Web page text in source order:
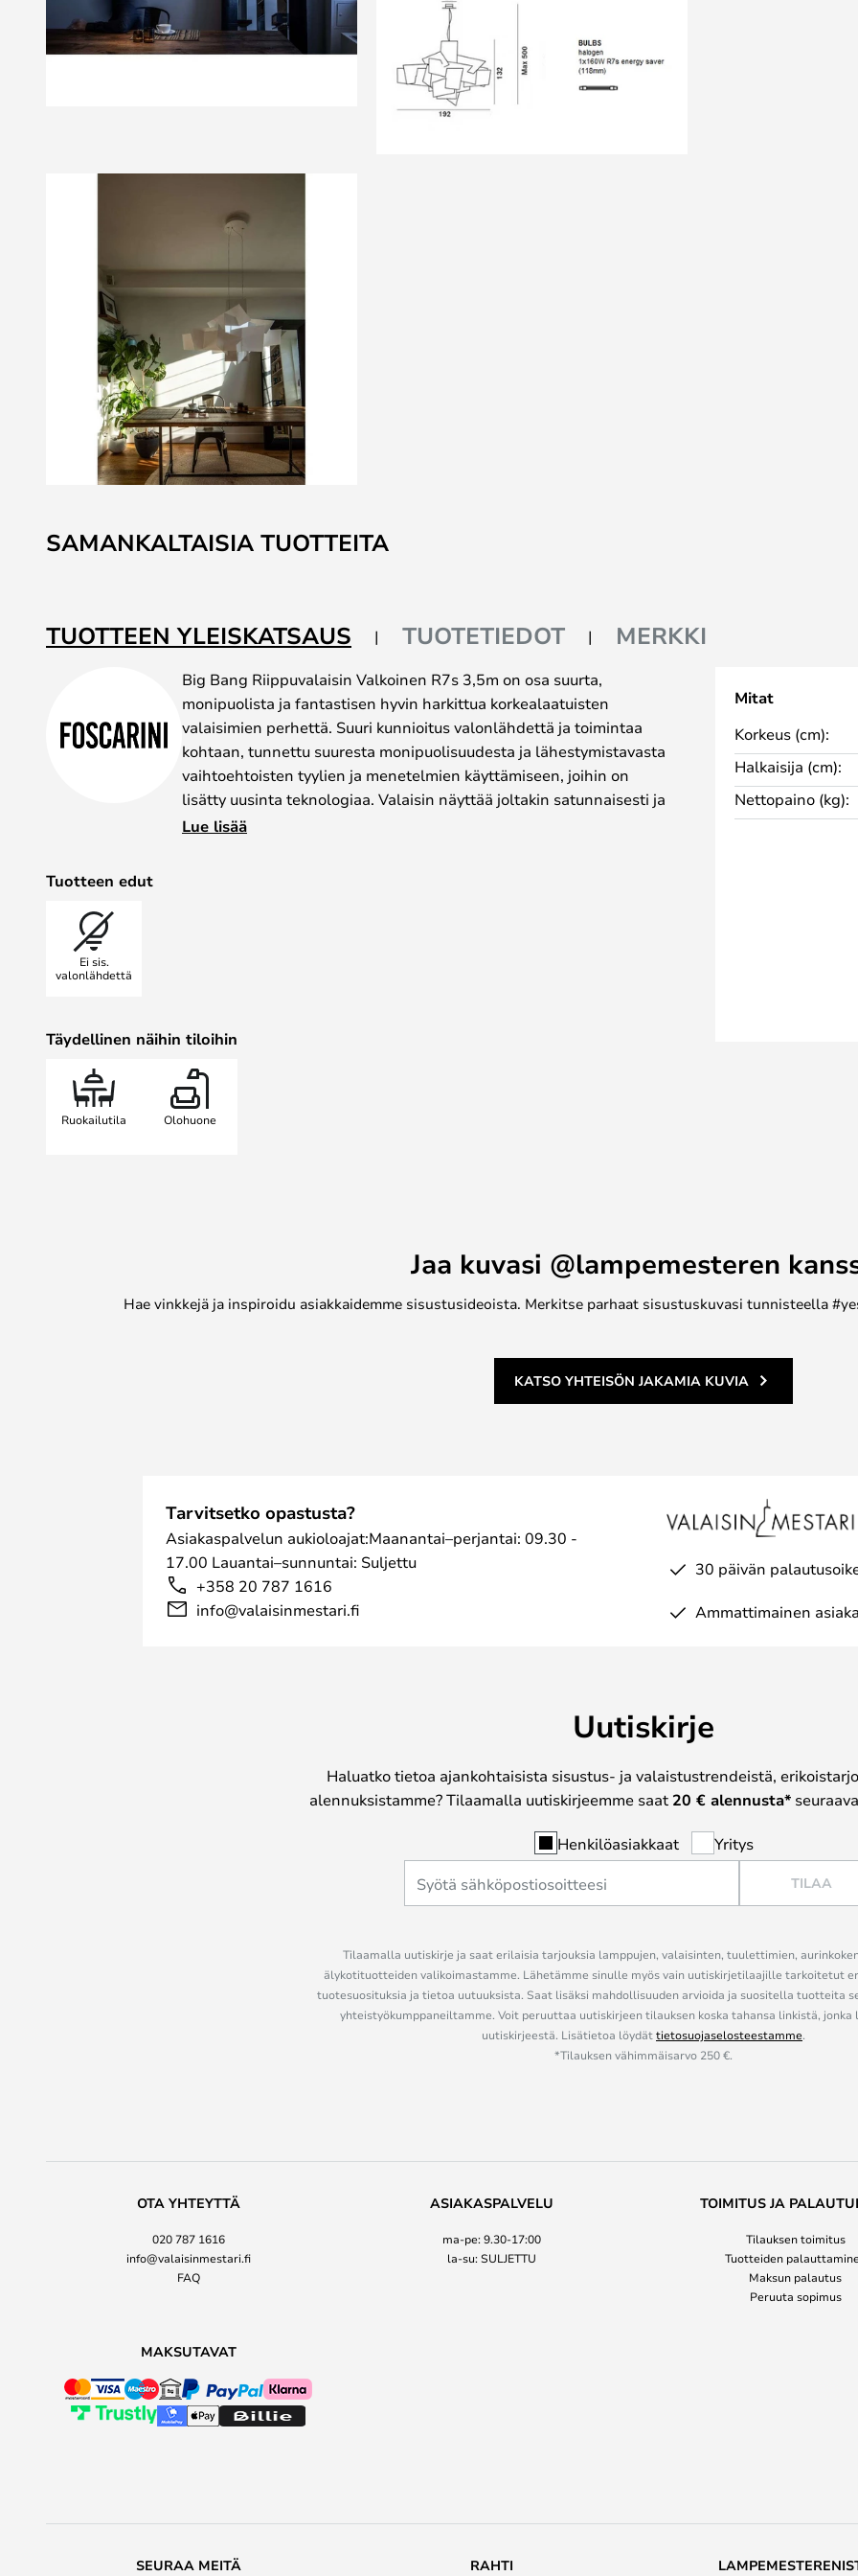
to
the
the
images
SAMANKALTAISIA TUOTTEITA
TUOTTEEN YLEISKATSAUS TUOTETIEDOT MERKKI
Big Bang Riippuvalaisin Valkoinen R7s 3,5m on osa suurta,
monipuolista ja fantastisen hyvin harkittua korkealaatuisten
valaisimien perhettä. Suuri kunnioitus valonlähdettä ja toimintaa
kohtaan, tunnettu suuresta monipuolisuudesta ja lähestymistavasta
vaihtoehtoisten tyylien ja menetelmien käyttämiseen, joihin on
lisätty uusinta teknologiaa. Valaisin näyttää joltakin satunnaisesti ja
epäsäännöllisesti suorakulmaisista levyistä koostuvalta, mikä tekee
Big Bang sopii yksityiskoteihin, ravintoloihin, baareihin ja julkisiin
laajuudesta ja joustavuudesta.
Lue lisää
Tuotteen edut
Ei sis.
valonlähdettä
Täydellinen näihin tiloihin
Ruokailutila Olohuone
Mitat
Korkeus (cm):
Halkaisija (cm):
Nettopaino (kg):
Jaa kuvasi @lampemesteren
Hae vinkkejä ja inspiroidu asiakkaidemme sisustusideoista. Merkitse parhaat sisustuskuvasi tunnisteella
KATSO YHTEISÖN JAKAMIA KUVIA
Tarvitsetko opastusta?
Asiakaspalvelun aukioloajat:Maanantai–perjantai: 09.30 -
17.00 Lauantai–sunnuntai: Suljettu
+358 20 787 1616
info@valaisinmestari.fi
30 päivän
Ammattimainen
Uutiskirje
Haluatko tietoa ajankohtaisista sisustus- ja valaistustrendeistä,
alennuksistamme? Tilaamalla uutiskirjeemme saat 20 € alennusta*
Henkilöasiakkaat Yritys
TILAA
Tilaamalla uutiskirje ja saat erilaisia tarjouksia lamppujen, valaisinten, tuulettimien,
älykotituotteiden valikoimastamme. Lähetämme sinulle myös vain uutiskirjetilaajille tarkoitetut
tuotesuosituksia ja tietoa uutuuksista. Saat lisäksi mahdollisuuden arvioida ja suositella tuotteita
yhteistyökumppaneiltamme. Voit peruuttaa uutiskirjeen tilauksen koska tahansa linkistä, jonka
uutiskirjeestä. Lisätietoa löydättietosuojaselosteestamme.
*Tilauksen vähimmäisarvo 250 €.
OTA YHTEYTTÄ
020 787 1616
info@valaisinmestari.fi
FAQ
ASIAKASPALVELU
ma-pe: 9.30-17:00
la-su: SULJETTU
TOIMITUS JA
Tilauksen toimitus
Tuotteiden
Maksun palautus
Peruuta sopimus
MAKSUTAVAT
SEURAA MEITÄ RAHTI